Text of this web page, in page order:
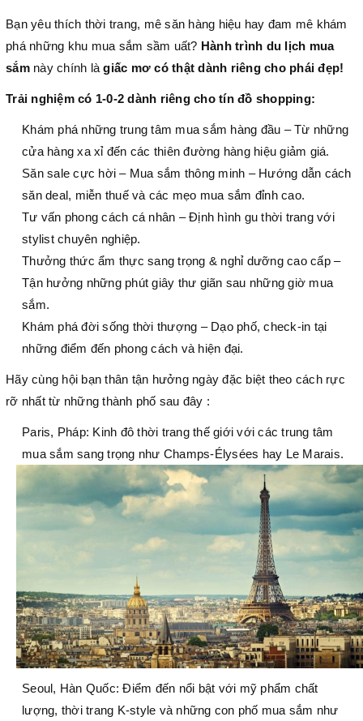
Bạn yêu thích thời trang, mê săn hàng hiệu hay đam mê khám
phá những khu mua sắm sầm uất? Hành trình du lịch mua
sắmnày chính làgiấc mơ có thật dành riêng cho phái đẹp!
Trải nghiệm có 1-0-2 dành riêng cho tín đồ shopping:
Khám phá những trung tâm mua sắm hàng đầu – Từ những
cửa hàng xa xỉ đến các thiên đường hàng hiệu giảm giá.
Săn sale cực hời – Mua sắm thông minh – Hướng dẫn cách
săn deal, miễn thuế và các mẹo mua sắm đỉnh cao.
Tư vấn phong cách cá nhân – Định hình gu thời trang với
stylist chuyên nghiệp.
Thưởng thức ẩm thực sang trọng & nghỉ dưỡng cao cấp –
Tận hưởng những phút giây thư giãn sau những giờ mua
sắm.
Khám phá đời sống thời thượng – Dạo phố, check-in tại
những điểm đến phong cách và hiện đại.
Hãy cùng hội bạn thân tận hưởng ngày đặc biệt theo cách rực
rỡ nhất từ những thành phố sau đây :
Paris, Pháp: Kinh đô thời trang thế giới với các trung tâm
mua sắm sang trọng như Champs-Élysées hay Le Marais.
Seoul, Hàn Quốc: Điểm đến nổi bật với mỹ phẩm chất
lượng, thời trang K-style và những con phố mua sắm như